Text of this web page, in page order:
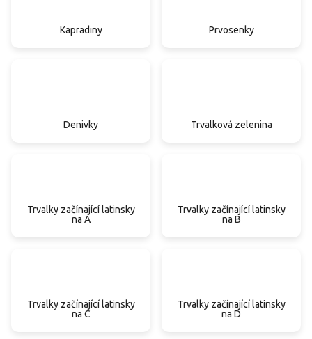
Kapradiny Prvosenky
Denivky Trvalková zelenina
Trvalky začínající latinsky
na A
Trvalky začínající latinsky
na B
Trvalky začínající latinsky
na C
Trvalky začínající latinsky
na D